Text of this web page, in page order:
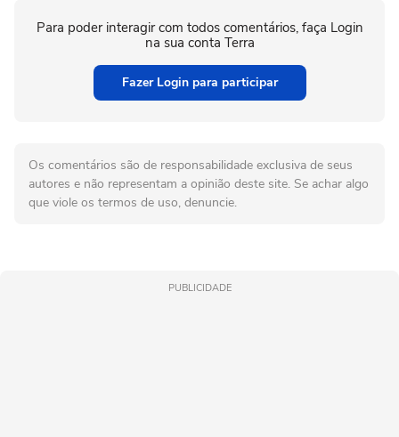
Para poder interagir com todos comentários, faça Login
na sua conta Terra
Fazer Login para participar
Os comentários são de responsabilidade exclusiva de seus
autores e não representam a opinião deste site. Se achar algo
que viole os termos de uso, denuncie.
PUBLICIDADE